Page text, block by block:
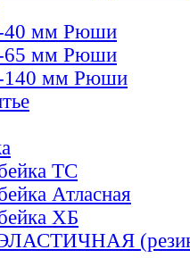
40 мм Рюши
65 мм Рюши
140 мм Рюши
ТС
Атласная
ХБ